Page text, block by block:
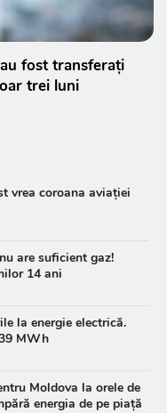
fost transferați
trei luni
vrea coroana aviației
are suficient gaz!
14 ani
la energie electrică.
MWh
Moldova la orele de
energia de pe piață